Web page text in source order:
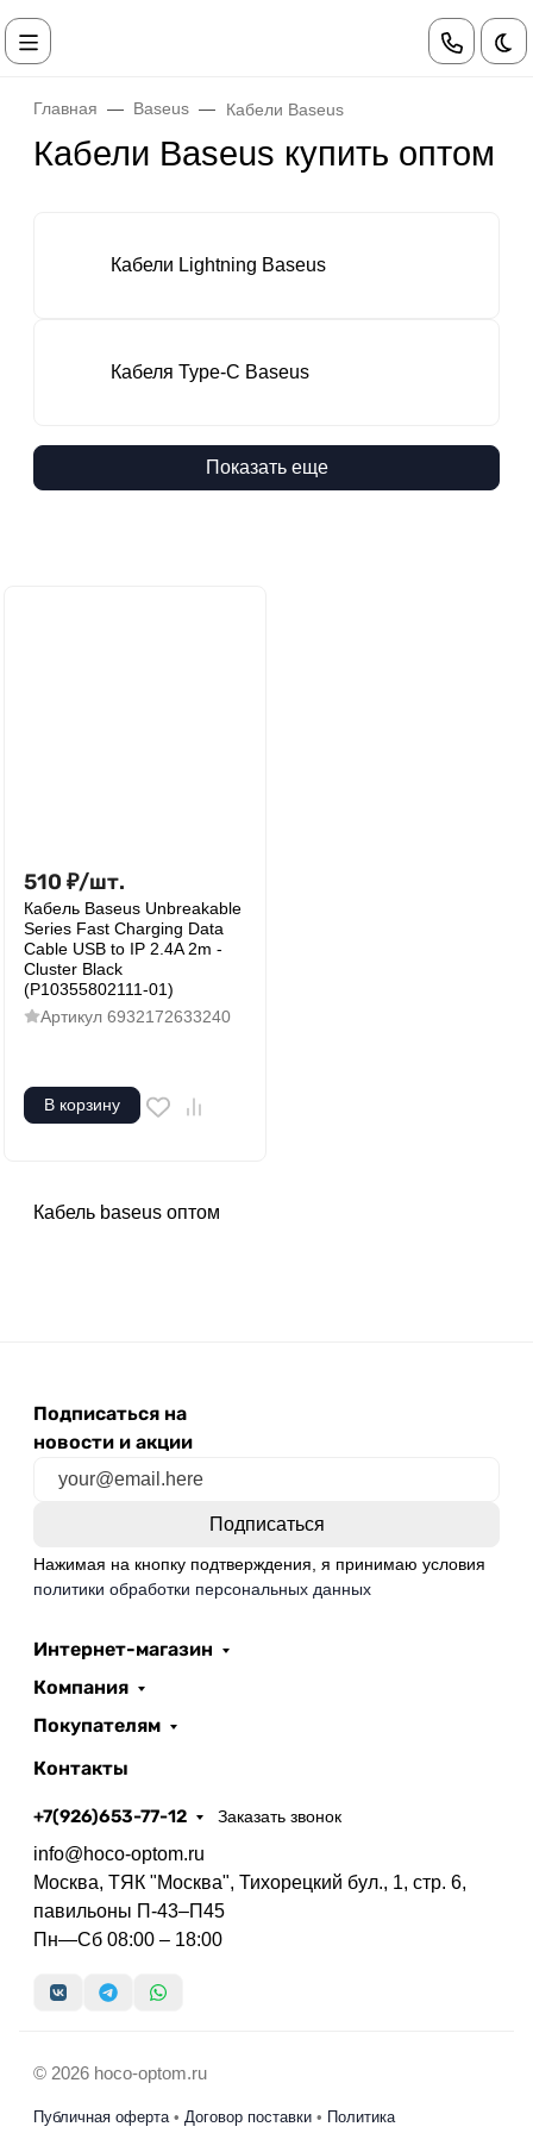
Главная Baseus Кабели Baseus
Кабели Baseus купить оптом
Кабели Lightning Baseus
Кабеля Type-C Baseus
Показать еще
510 ₽/шт.
Кабель Baseus Unbreakable
Series Fast Charging Data
Cable USB to IP 2.4A 2m -
Cluster Black
(P10355802111-01)
Артикул 6932172633240
В корзину
Кабель baseus оптом
Подписаться на
новости и акции
Нажимая на кнопку подтверждения, я принимаю условия
политики обработки персональных данных
Интернет-магазин
Компания
Покупателям
Контакты
+7(926)653-77-12 Заказать звонок
info@hoco-optom.ru
Москва, ТЯК "Москва", Тихорецкий бул., 1, стр. 6,
павильоны П-43–П45
Пн—Сб 08:00 – 18:00
© 2026 hoco-optom.ru
Публичная оферта• Договор поставки • Политика